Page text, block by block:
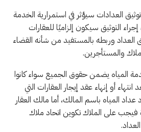
العدادات سيؤثر في استمرارية الخدمة
التوثيق سيكون إلزاميًا للعقارات
العداد وربطه بالمستفيد من شأنه القضاء
والمستأجرين.
المياه يضمن حقوق الجميع سواء كانوا
أو إنهاء عقد إيجار العقارات التي
المياه باسم المالك، أما مالك العقار
على الملاك تكوين اتحاد ملاك